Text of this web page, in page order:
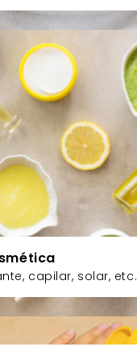
capilar, solar, etc.